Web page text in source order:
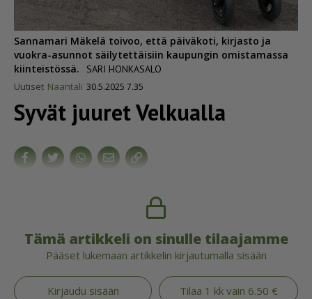
Sannamari Mäkelä toivoo, että päiväkoti, kirjasto ja
vuokra-asunnot säilytettäisiin kaupungin omistamassa
kiinteistössä.
SARI HONKASALO
Uutiset Naantali 30.5.2025 7.35
Syvät juuret Velkualla
Tämä artikkeli on sinulle tilaajamme
Pääset lukemaan artikkelin kirjautumalla sisään
Kirjaudu sisään Tilaa 1 kk vain 6.50 €